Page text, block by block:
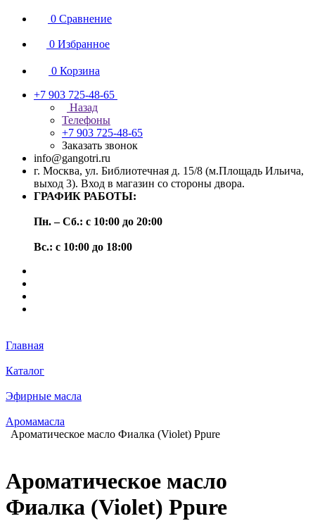
0 Сравнение
0 Избранное
0 Корзина
+7 903 725-48-65
Назад
Телефоны
+7 903 725-48-65
Заказать звонок
info@gangotri.ru
г. Москва, ул. Библиотечная д. 15/8 (м.Площадь Ильича,
выход 3). Вход в магазин со стороны двора.
ГРАФИК РАБОТЫ:
Пн. – Сб.: с 10:00 до 20:00
Вс.: с 10:00 до 18:00
Главная
Каталог
Эфирные масла
Аромамасла
Ароматическое масло Фиалка (Violet) Ppure
Ароматическое масло
Фиалка (Violet) Ppure